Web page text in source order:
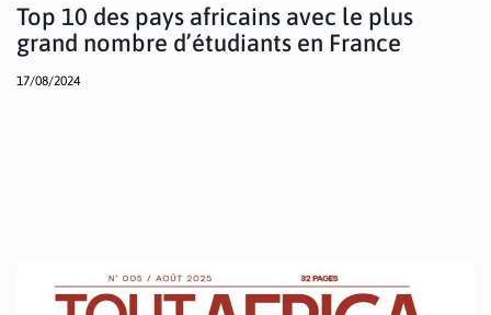
Top 10 des pays africains avec le plus
grand nombre d’étudiants en France
17/08/2024